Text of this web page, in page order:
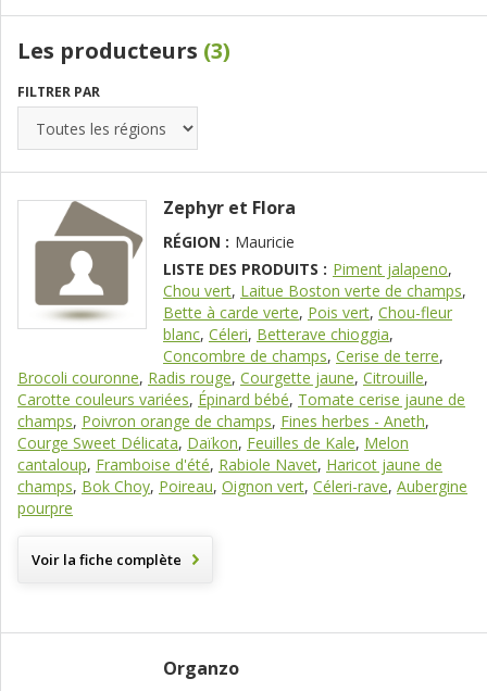
Les producteurs (3)
FILTRER PAR
Zephyr et Flora
RÉGION : Mauricie
LISTE DES PRODUITS : Piment jalapeno,
Chou vert, Laitue Boston verte de champs,
Bette à carde verte, Pois vert, Chou-fleur
blanc, Céleri, Betterave chioggia,
Concombre de champs, Cerise de terre,
Brocoli couronne, Radis rouge, Courgette jaune, Citrouille,
Carotte couleurs variées, Épinard bébé, Tomate cerise jaune de
champs, Poivron orange de champs, Fines herbes - Aneth,
Courge Sweet Délicata, Daïkon, Feuilles de Kale, Melon
cantaloup, Framboise d'été, Rabiole Navet, Haricot jaune de
champs, Bok Choy, Poireau, Oignon vert, Céleri-rave, Aubergine
pourpre
Voir la fiche complète
Organzo